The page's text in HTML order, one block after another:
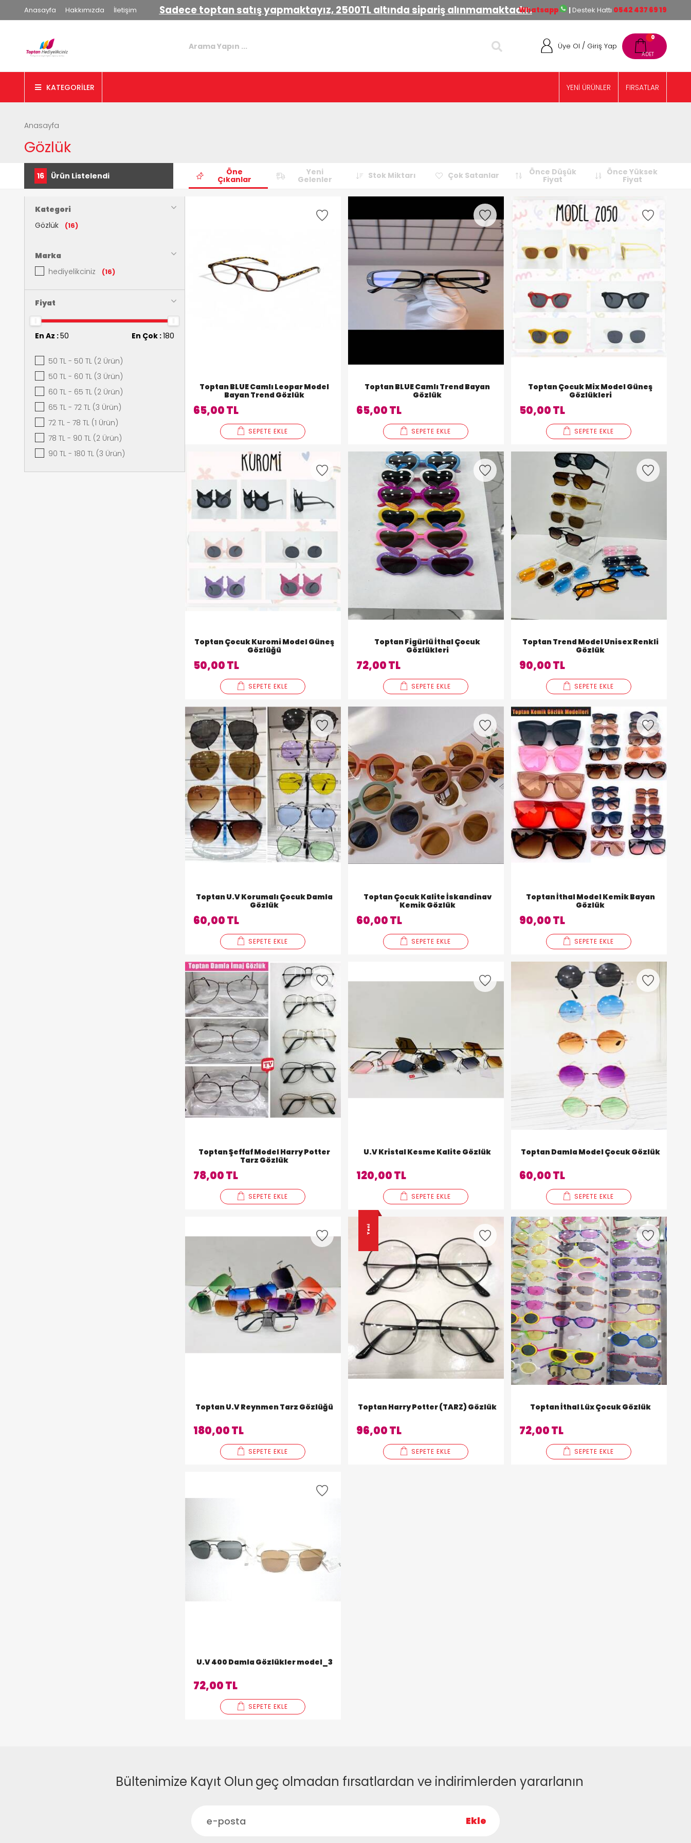
Anasayfa Hakkımızda İletişim Sadece toptan satış yapmaktayız, 2500TL altında sipariş alınmamaktadır.Whatsapp |Destek Hattı 0542 437 69 19
0
Üye Ol / Giriş Yap
KATEGORİLER FIRSATLAR
YENİ ÜRÜNLER
Anasayfa
Gözlük
16 Ürün Listelendi Öne
Çıkanlar
Yeni
Gelenler Stok Miktarı Çok Satanlar Önce Düşük
Fiyat
Önce Yüksek
Fiyat
Kategori
Gözlük
(16)
Marka
hediyelikciniz
(16)
Fiyat
En Az :50 En Çok :180
50 TL - 50 TL (2 Ürün)
50 TL - 60 TL (3 Ürün)
60 TL - 65 TL (2 Ürün)
65 TL - 72 TL (3 Ürün)
72 TL - 78 TL (1 Ürün)
78 TL - 90 TL (2 Ürün)
90 TL - 180 TL (3 Ürün)
Toptan BLUE Camlı Leopar Model
Bayan Trend Gözlük
65,00 TL
SEPETE EKLE
Toptan BLUE Camlı Trend Bayan
Gözlük
65,00 TL
SEPETE EKLE
Toptan Çocuk Mix Model Güneş
Gözlükleri
50,00 TL
SEPETE EKLE
Toptan Çocuk Kuromi Model Güneş
Gözlüğü
50,00 TL
SEPETE EKLE
Toptan Figürlü İthal Çocuk
Gözlükleri
72,00 TL
SEPETE EKLE
Toptan Trend Model Unisex Renkli
Gözlük
90,00 TL
SEPETE EKLE
Toptan U.V Korumalı Çocuk Damla
Gözlük
60,00 TL
SEPETE EKLE
Toptan Çocuk Kalite İskandinav
Kemik Gözlük
60,00 TL
SEPETE EKLE
Toptan İthal Model Kemik Bayan
Gözlük
90,00 TL
SEPETE EKLE
Toptan Şeffaf Model Harry Potter
Tarz Gözlük
78,00 TL
SEPETE EKLE
U.V Kristal Kesme Kalite Gözlük
120,00 TL
SEPETE EKLE
Toptan Damla Model Çocuk Gözlük
60,00 TL
SEPETE EKLE
Toptan U.V Reynmen Tarz Gözlüğü
180,00 TL
SEPETE EKLE
Yeni
Toptan Harry Potter (TARZ) Gözlük
96,00 TL
SEPETE EKLE
Toptan İthal Lüx Çocuk Gözlük
72,00 TL
SEPETE EKLE
U.V 400 Damla Gözlükler model_3
72,00 TL
SEPETE EKLE
Bültenimize Kayıt Olun geç olmadan fırsatlardan ve indirimlerden yararlanın
Ekle